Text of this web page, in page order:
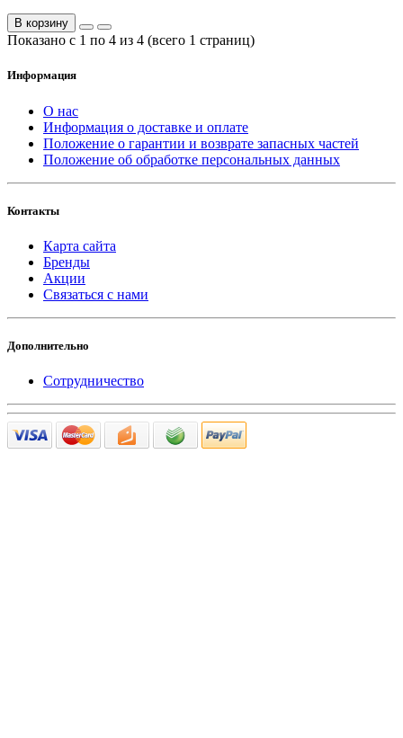
В корзину
Показано с 1 по 4 из 4 (всего 1 страниц)
Информация
О нас
Информация о доставке и оплате
Положение о гарантии и возврате запасных частей
Положение об обработке персональных данных
Контакты
Карта сайта
Бренды
Акции
Связаться с нами
Дополнительно
Сотрудничество